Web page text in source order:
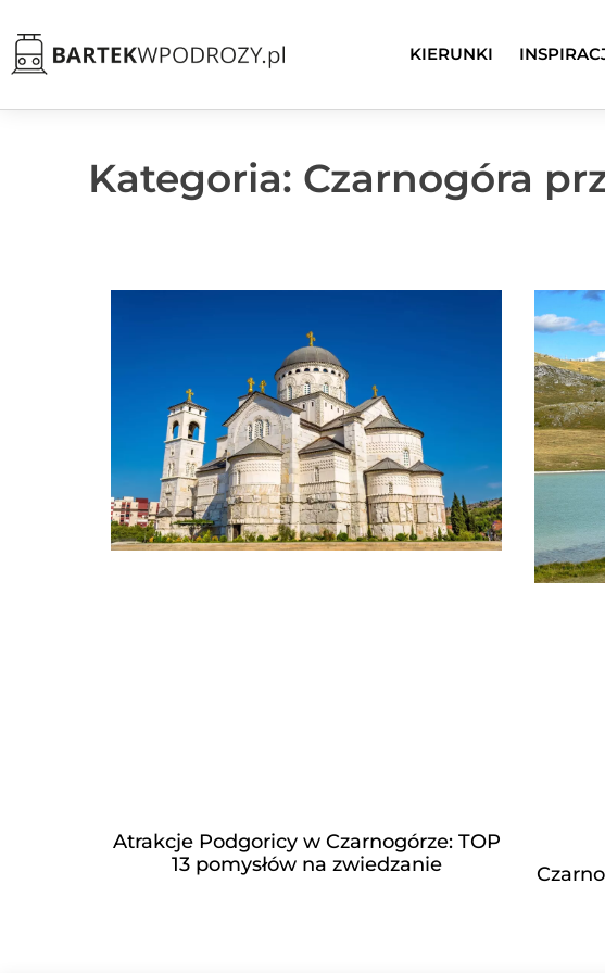
KIERUNKI
Kategoria: Czarnogóra
Atrakcje Podgoricy w Czarnogórze: TOP
13 pomysłów na zwiedzanie